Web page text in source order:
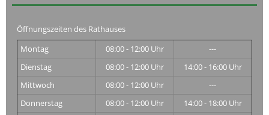
Öffnungszeiten des Rathauses
Montag
08:00 - 12:00 Uhr
---
Dienstag
08:00 - 12:00 Uhr
14:00 - 16:00 Uhr
Mittwoch
08:00 - 12:00 Uhr
---
Donnerstag
08:00 - 12:00 Uhr
14:00 - 18:00 Uhr